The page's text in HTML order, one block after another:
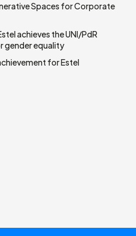
Spaces for Corporate
achieves the UNI/PdR
gender equality
for Estel